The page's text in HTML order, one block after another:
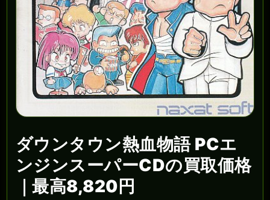
ダウンタウン熱血物語 PCエ
ンジンスーパーCDの買取価格
｜最高8,820円